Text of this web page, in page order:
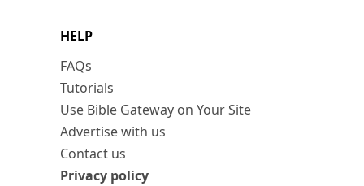
HELP
FAQs
Tutorials
Use Bible Gateway on Your Site
Advertise with us
Contact us
Privacy policy